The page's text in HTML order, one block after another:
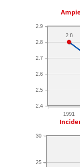
1991
2.4
2.5
2.6
2.7
2.8
2.9
2.8
25
30